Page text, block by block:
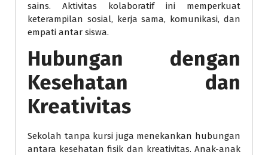
sains. Aktivitas kolaboratif ini memperkuat
keterampilan sosial, kerja sama, komunikasi, dan
empati antar siswa.
Hubungan dengan
Kesehatan dan
Kreativitas
Sekolah tanpa kursi juga menekankan hubungan
antara kesehatan fisik dan kreativitas. Anak-anak